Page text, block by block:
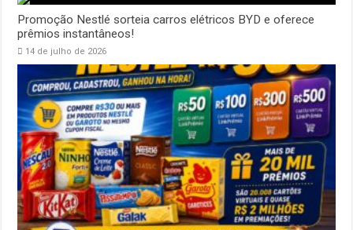
Promoção Nestlé sorteia carros elétricos BYD e oferece
prêmios instantâneos!
14 de julho de 2026